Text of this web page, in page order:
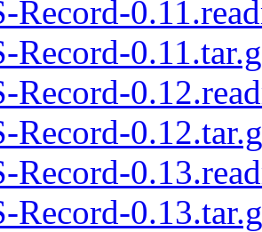
Record-
Record-
Record-
Record-
Record-
Record-